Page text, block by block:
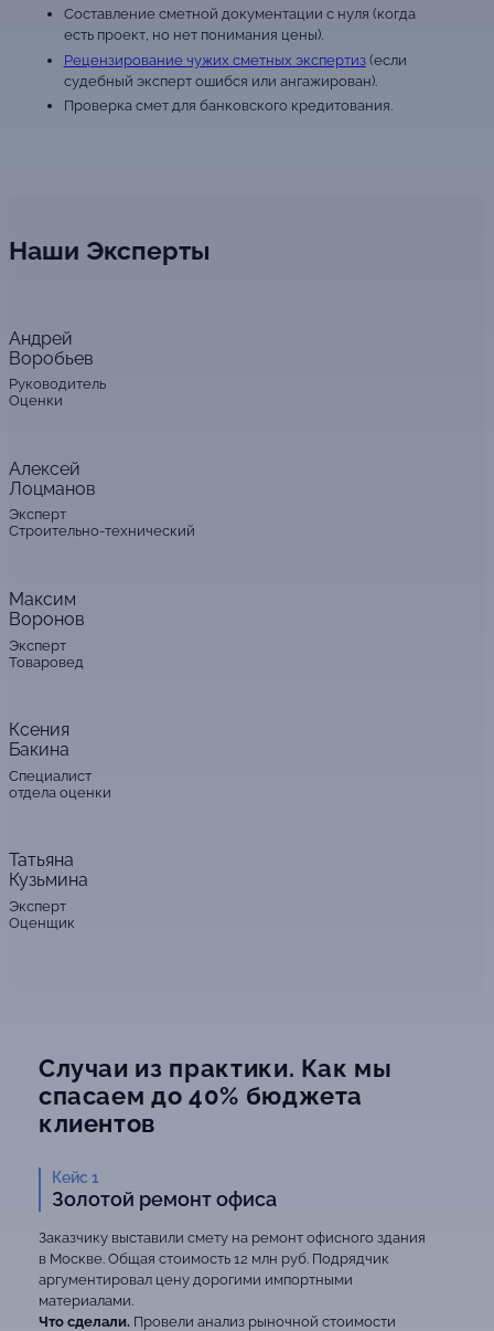
Составление сметной документации с нуля (когда
есть проект, но нет понимания цены).
Рецензирование чужих сметных экспертиз(если
судебный эксперт ошибся или ангажирован).
Проверка смет для банковского кредитования.
Наши Эксперты
Андрей
Воробьев
Руководитель
Оценки
Алексей
Лоцманов
Эксперт
Строительно-технический
Максим
Воронов
Эксперт
Товаровед
Ксения
Бакина
Специалист
отдела оценки
Татьяна
Кузьмина
Эксперт
Оценщик
Случаи из практики. Как мы
спасаем до 40% бюджета
клиентов
Кейс 1
Золотой ремонт офиса
Заказчику выставили смету на ремонт офисного здания
в Москве. Общая стоимость 12 млн руб. Подрядчик
аргументировал цену дорогими импортными
материалами.
Что сделали. Провели анализ рыночной стоимости